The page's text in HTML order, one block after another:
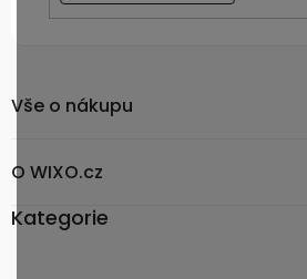
Vše o nákupu
O WIXO.cz
Kategorie